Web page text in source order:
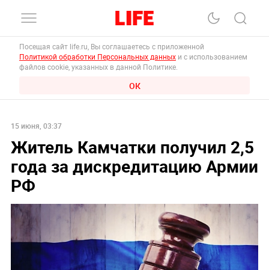
Посещая сайт life.ru, Вы соглашаетесь с приложенной
Политикой обработки Персональных данных и с использованием
файлов cookie, указанных в данной Политике.
ОК
15 июня, 03:37
Житель Камчатки получил 2,5
года за дискредитацию Армии
РФ